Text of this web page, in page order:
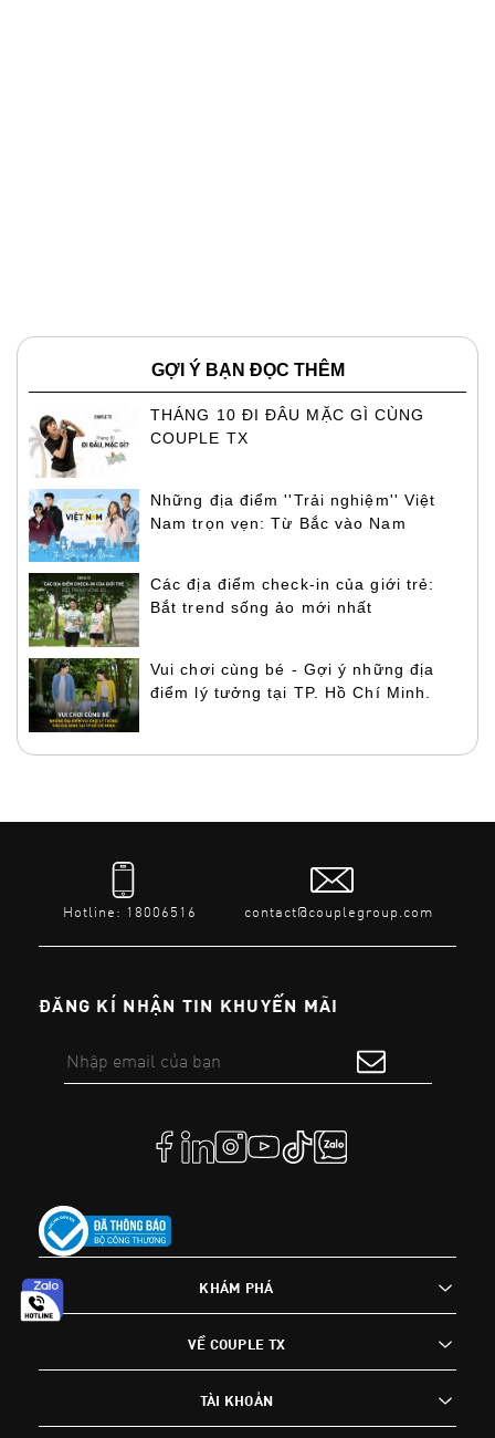
GỢI Ý BẠN ĐỌC THÊM
THÁNG 10 ĐI ĐÂU MẶC GÌ CÙNG
COUPLE TX
Những địa điểm ''Trải nghiệm'' Việt
Nam trọn vẹn: Từ Bắc vào Nam
Các địa điểm check-in của giới trẻ:
Bắt trend sống ảo mới nhất
Vui chơi cùng bé - Gợi ý những địa
điểm lý tưởng tại TP. Hồ Chí Minh.
Hotline: 18006516 contact@couplegroup.com
ĐĂNG KÍ NHẬN TIN KHUYẾN MÃI
KHÁM PHÁ
VỀ COUPLE TX
TÀI KHOẢN